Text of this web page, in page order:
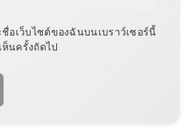
อเว็บไซต์ของฉันบนเบราว์เซอร์นี้
นครั้งถัดไป